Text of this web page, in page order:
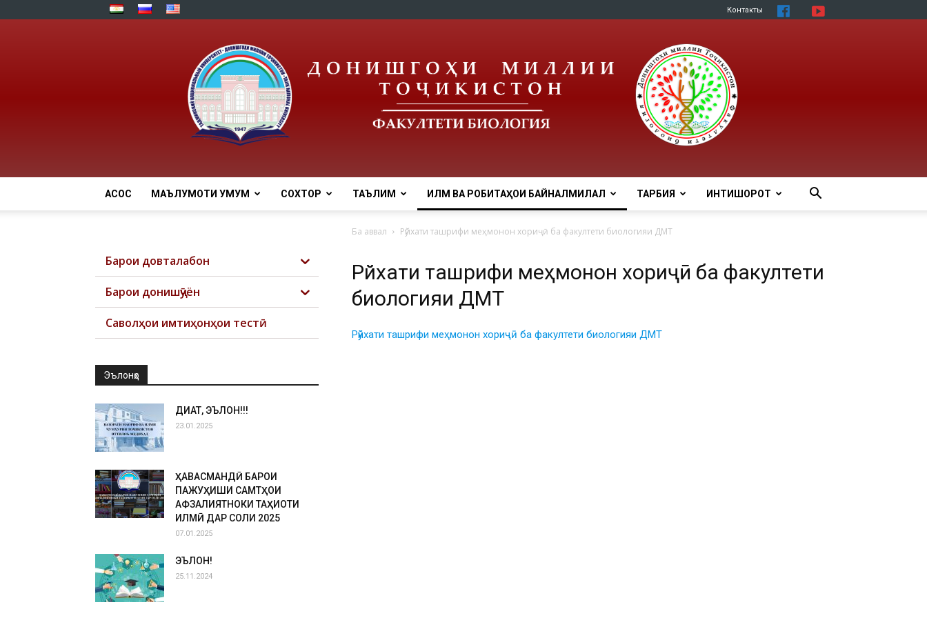
Контакты
АСОСӢ МАЪЛУМОТИ УМУМӢ СОХТОР ТАЪЛИМ ИЛМ ВА РОБИТАҲОИ БАЙНАЛМИЛАЛӢ ТАРБИЯ ИНТИШОРОТ
Ба аввал Рӯйхати ташрифи меҳмонон хориҷӣ ба факултети биологияи ДМТ
Рӯйхати ташрифи меҳмонон хориҷӣ ба факултети
биологияи ДМТ
Рӯйхати ташрифи меҳмонон хориҷӣ ба факултети биологияи ДМТ
Барои довталабон
Барои донишҷӯён
Саволҳои имтиҳонҳои тестӣ
Эълонҳо
ДИҚҚАТ, ЭЪЛОН!!!
23.01.2025
ҲАВАСМАНДӢ БАРОИ
ПАЖУҲИШИ САМТҲОИ
АФЗАЛИЯТНОКИ ТАҲҚИҚОТИ
ИЛМӢ ДАР СОЛИ 2025
07.01.2025
ЭЪЛОН!
25.11.2024